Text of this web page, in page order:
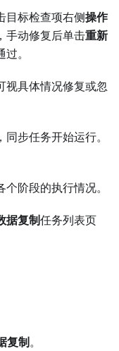
目标检查项右侧操作
手动修复后单击重新
。
视具体情况修复或忽
，同步任务开始运行。
阶段的执行情况。
据复制任务列表页
复制。